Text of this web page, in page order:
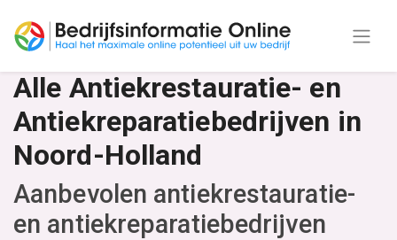
Alle Antiekrestauratie- en
Antiekreparatiebedrijven in
Noord-Holland
Aanbevolen antiekrestauratie-
en antiekreparatiebedrijven